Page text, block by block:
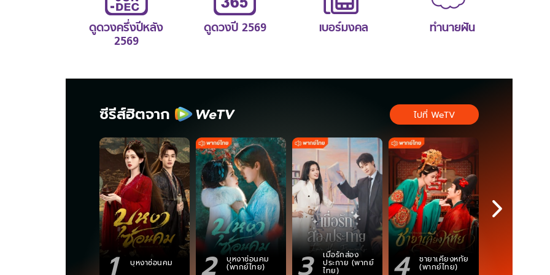
ดูดวงครึ่งปีหลัง
2569
ดูดวงปี 2569 เบอร์มงคล ทำนายฝัน
ซีรีส์ฮิตจาก
1 บุหงาซ่อนคม 2 บุหงาซ่อนคม
(พากย์ไทย) 3 เมื่อรักส่อง
ประกาย (พากย์
ไทย) 4 ชายาเคียงหทัย
(พากย์ไทย) 5
ไปที่ WeTV